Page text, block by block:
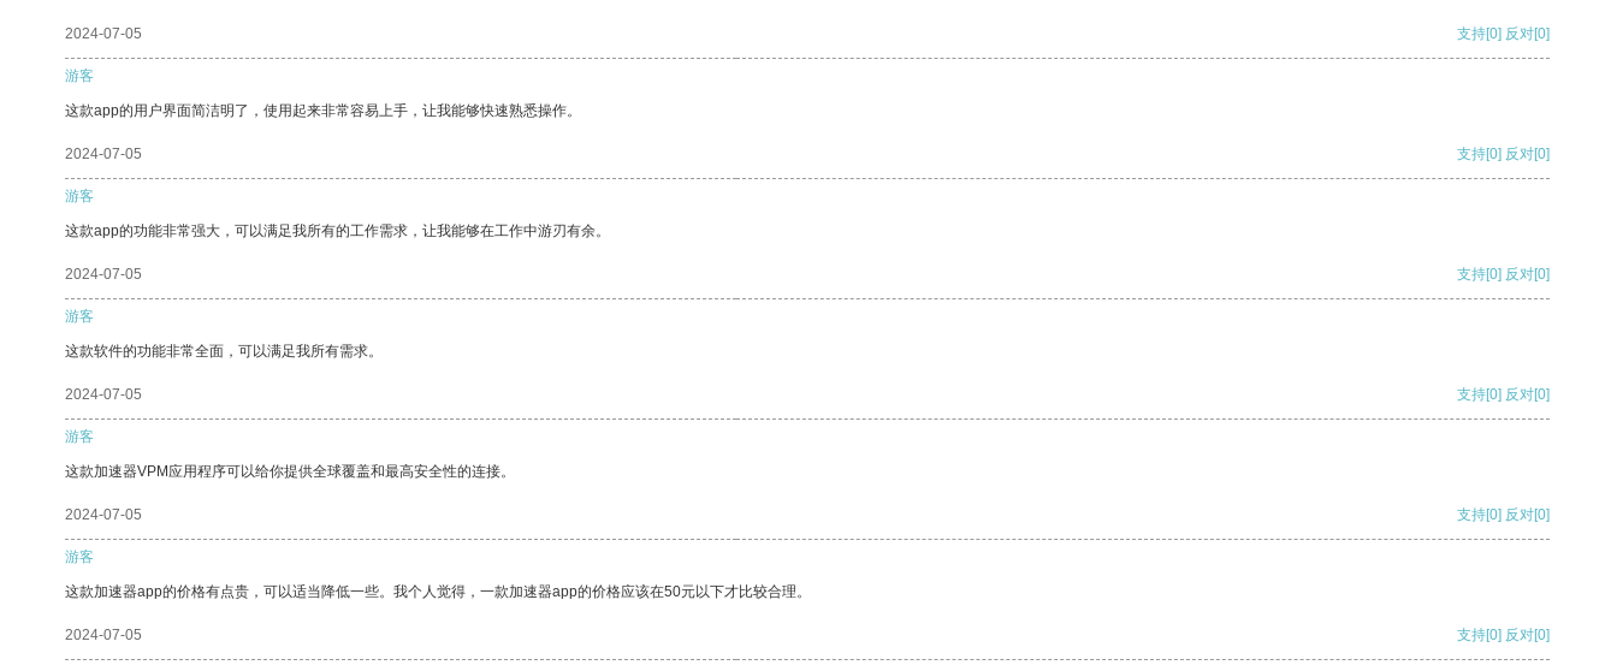
2024-07-05 支持[0] 反对[0]
游客
这款app的用户界面简洁明了，使用起来非常容易上手，让我能够快速熟悉操作。
2024-07-05 支持[0] 反对[0]
游客
这款app的功能非常强大，可以满足我所有的工作需求，让我能够在工作中游刃有余。
2024-07-05 支持[0] 反对[0]
游客
这款软件的功能非常全面，可以满足我所有需求。
2024-07-05 支持[0] 反对[0]
游客
这款加速器VPM应用程序可以给你提供全球覆盖和最高安全性的连接。
2024-07-05 支持[0] 反对[0]
游客
这款加速器app的价格有点贵，可以适当降低一些。我个人觉得，一款加速器app的价格应该在50元以下才比较合理。
2024-07-05 支持[0] 反对[0]